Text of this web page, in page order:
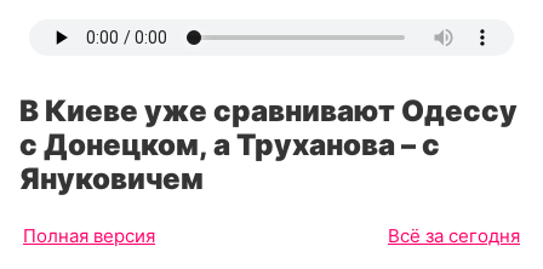
В Киеве уже сравнивают Одессу
с Донецком, а Труханова – с
Януковичем
Полная версия Всё за сегодня